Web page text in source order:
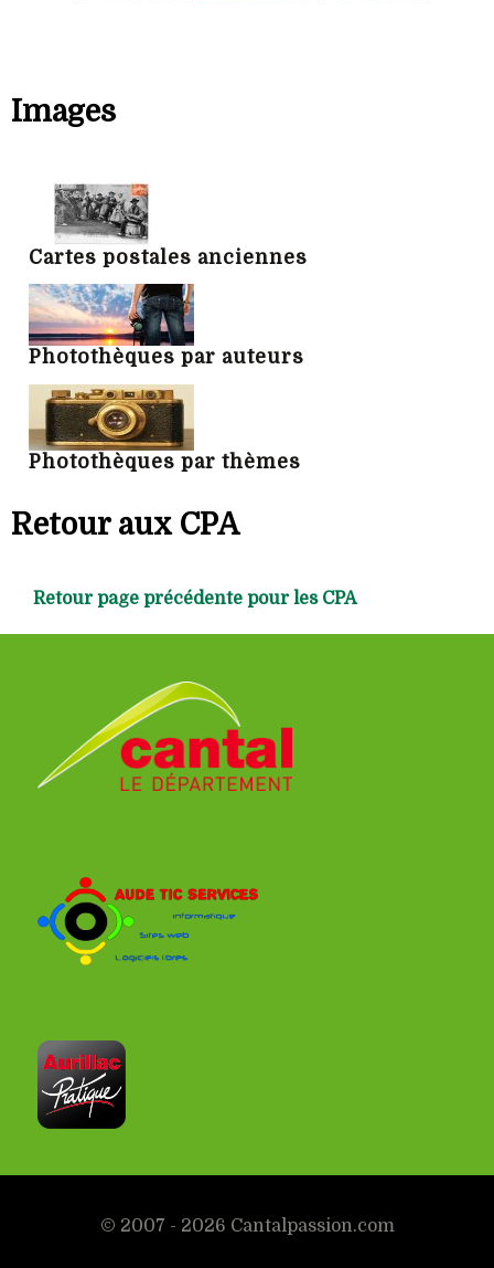
Images
Cartes postales anciennes
Photothèques par auteurs
Photothèques par thèmes
Retour aux CPA
Retour page précédente pour les CPA
© 2007 - 2026 Cantalpassion.com